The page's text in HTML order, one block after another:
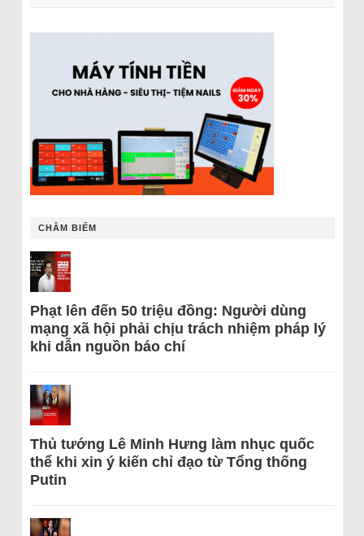
CHÂM BIẾM
Phạt lên đến 50 triệu đồng: Người dùng
mạng xã hội phải chịu trách nhiệm pháp lý
khi dẫn nguồn báo chí
Thủ tướng Lê Minh Hưng làm nhục quốc
thể khi xin ý kiến chỉ đạo từ Tổng thống
Putin